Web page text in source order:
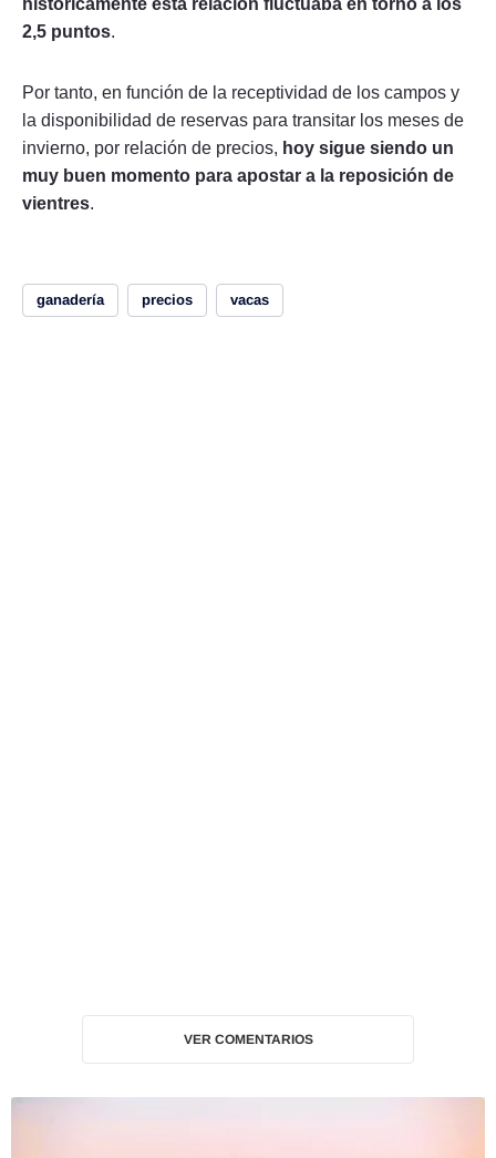
históricamente esta relación fluctuaba en torno a los
2,5 puntos.
Por tanto, en función de la receptividad de los campos y
la disponibilidad de reservas para transitar los meses de
invierno, por relación de precios, hoy sigue siendo un
muy buen momento para apostar a la reposición de
vientres.
ganadería precios vacas
VER COMENTARIOS